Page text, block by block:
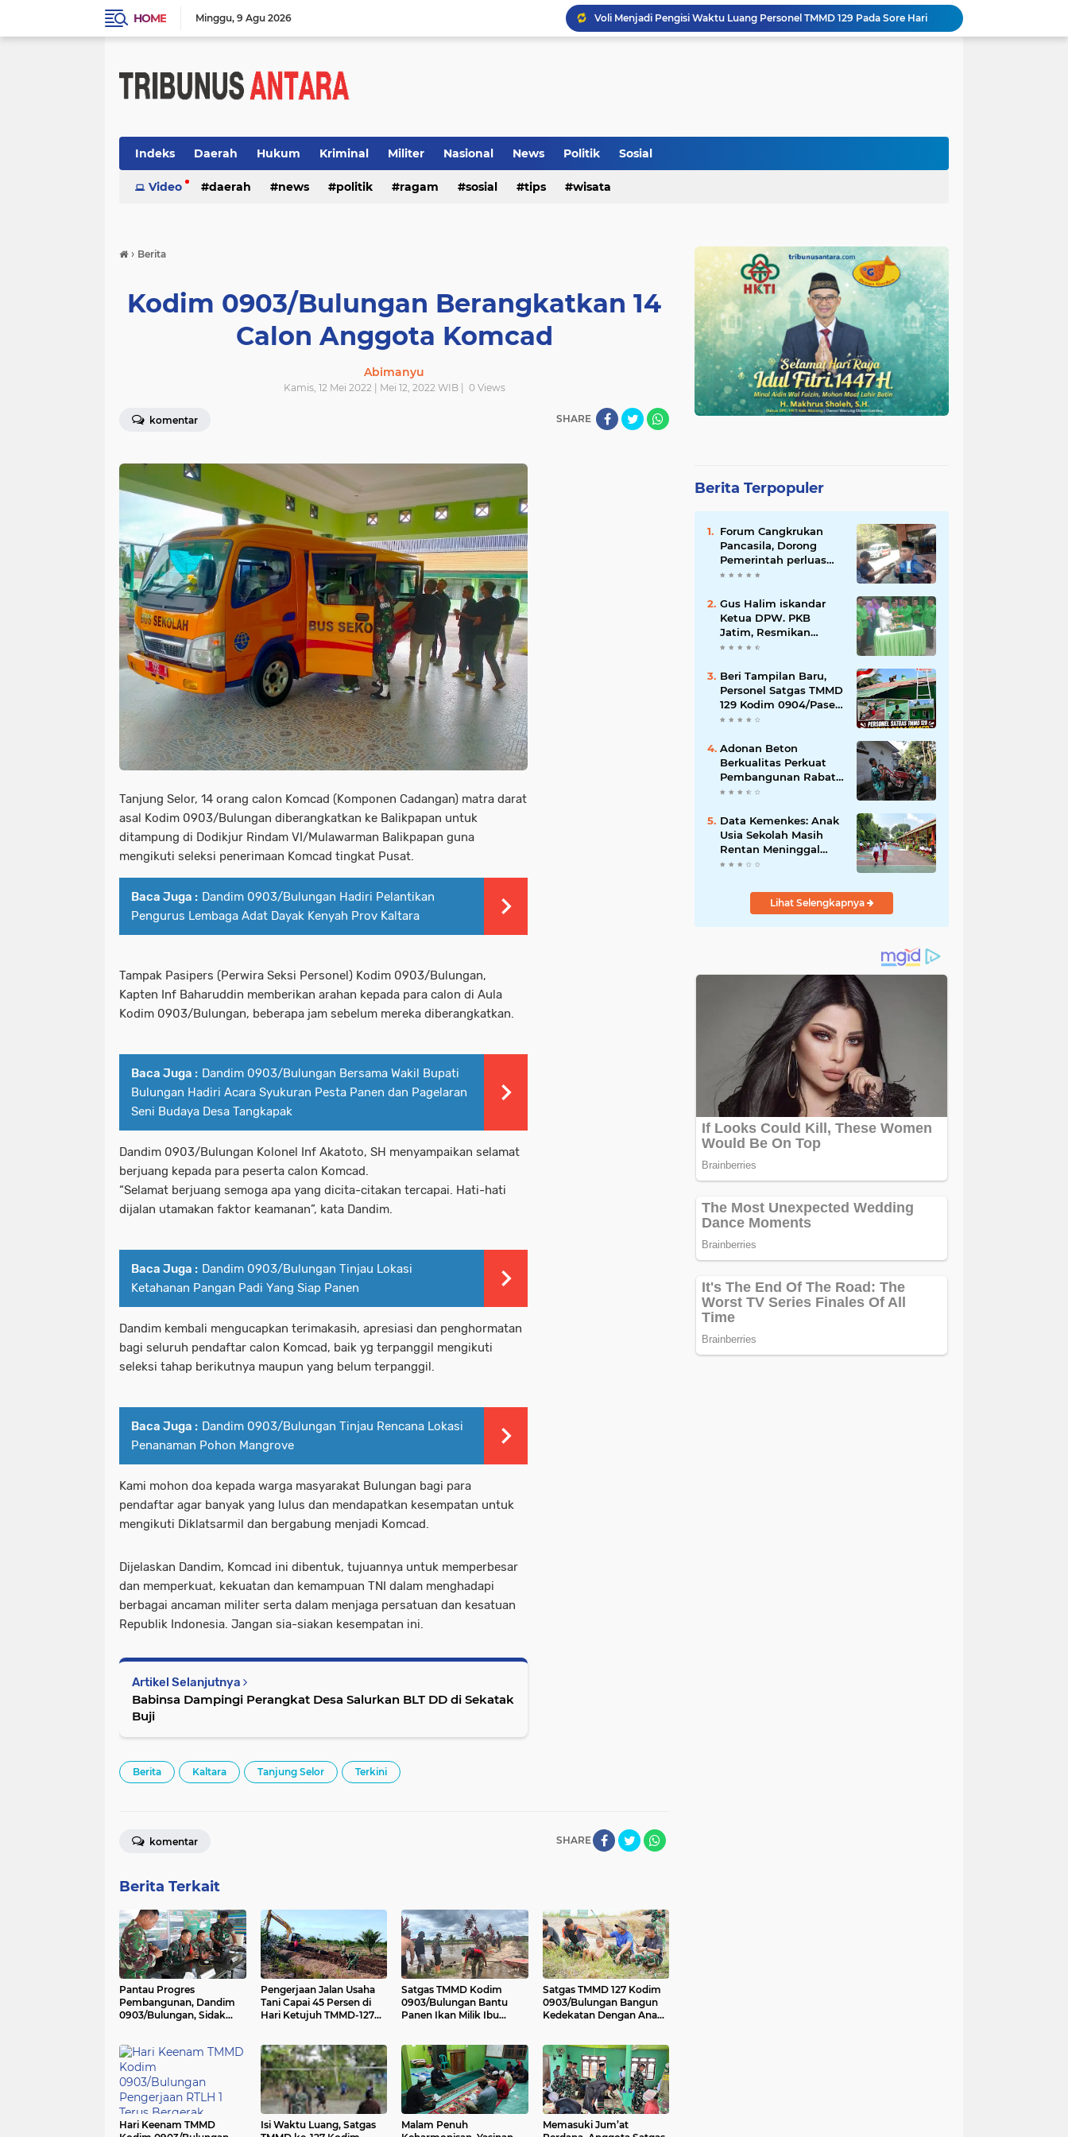
HOME Minggu 9 Agu 2026
Voli Menjadi Pengisi Waktu Luang Personel TMMD 129 Pada Sore Hari
Gotong Royong Warnai Pengecatan Mushola dalam TMMD ke-129 Kodim 1002/HST
Gus Halim iskandar Ketua DPW. PKB Jatim, Resmikan Kantor Graha Gus Dur dan Masjid Al Iskandariyah, dorong Jadi Pusat Pelayanan Warga dan Dakwah Umat.
Indeks Daerah Hukum Kriminal Militer Nasional News Politik Sosial
Video daerah news politik ragam sosial tips wisata
› Berita
Kodim 0903/Bulungan Berangkatkan 14
Calon Anggota Komcad
Abimanyu
Kamis, 12 Mei 2022 | Mei 12, 2022 WIB | 0Views
komentar SHARE
Tanjung Selor, 14 orang calon Komcad (Komponen Cadangan) matra darat
asal Kodim 0903/Bulungan diberangkatkan ke Balikpapan untuk
ditampung di Dodikjur Rindam VI/Mulawarman Balikpapan guna
mengikuti seleksi penerimaan Komcad tingkat Pusat.
Baca Juga : Dandim 0903/Bulungan Hadiri Pelantikan
Pengurus Lembaga Adat Dayak Kenyah Prov Kaltara
Tampak Pasipers (Perwira Seksi Personel) Kodim 0903/Bulungan,
Kapten Inf Baharuddin memberikan arahan kepada para calon di Aula
Kodim 0903/Bulungan, beberapa jam sebelum mereka diberangkatkan.
Baca Juga : Dandim 0903/Bulungan Bersama Wakil Bupati
Bulungan Hadiri Acara Syukuran Pesta Panen dan Pagelaran
Seni Budaya Desa Tangkapak
Dandim 0903/Bulungan Kolonel Inf Akatoto, SH menyampaikan selamat
berjuang kepada para peserta calon Komcad.
“Selamat berjuang semoga apa yang dicita-citakan tercapai. Hati-hati
dijalan utamakan faktor keamanan”, kata Dandim.
Baca Juga : Dandim 0903/Bulungan Tinjau Lokasi
Ketahanan Pangan Padi Yang Siap Panen
Dandim kembali mengucapkan terimakasih, apresiasi dan penghormatan
bagi seluruh pendaftar calon Komcad, baik yg terpanggil mengikuti
seleksi tahap berikutnya maupun yang belum terpanggil.
Baca Juga : Dandim 0903/Bulungan Tinjau Rencana Lokasi
Penanaman Pohon Mangrove
Kami mohon doa kepada warga masyarakat Bulungan bagi para
pendaftar agar banyak yang lulus dan mendapatkan kesempatan untuk
mengikuti Diklatsarmil dan bergabung menjadi Komcad.
Dijelaskan Dandim, Komcad ini dibentuk, tujuannya untuk memperbesar
dan memperkuat, kekuatan dan kemampuan TNI dalam menghadapi
berbagai ancaman militer serta dalam menjaga persatuan dan kesatuan
Republik Indonesia. Jangan sia-siakan kesempatan ini.
Artikel Selanjutnya
Babinsa Dampingi Perangkat Desa Salurkan BLT DD di Sekatak
Buji
Berita Kaltara Tanjung Selor Terkini
SHARE
komentar
Berita Terkait
Pantau Progres
Pembangunan, Dandim
0903/Bulungan, Sidak
Pengerjaan Jalan Usaha
Tani Capai 45 Persen di
Hari Ketujuh TMMD-127
Satgas TMMD Kodim
0903/Bulungan Bantu
Panen Ikan Milik Ibu
Satgas TMMD 127 Kodim
0903/Bulungan Bangun
Kedekatan Dengan Anak-
Hari Keenam TMMD
Isi Waktu Luang, Satgas
Malam Penuh
Memasuki Jum’at
Berita Terpopuler
Forum Cangkrukan
Pancasila, Dorong
Pemerintah perluas
intensif Perpajakan
UMKM.
Gus Halim iskandar
Ketua DPW. PKB
Jatim, Resmikan
Kantor Graha Gus Dur
Iskandariyah, dorong
Jadi Pusat Pelayanan
Warga dan Dakwah
Umat.
Beri Tampilan Baru,
Personel Satgas TMMD
129 Kodim 0904/Paser
Cat Atap Rumah
Adonan Beton
Berkualitas Perkuat
Pembangunan Rabat
Jalan TMMD ke-129 di
Data Kemenkes: Anak
Usia Sekolah Masih
Rentan Meninggal
Akibat DBD
Lihat Selengkapnya